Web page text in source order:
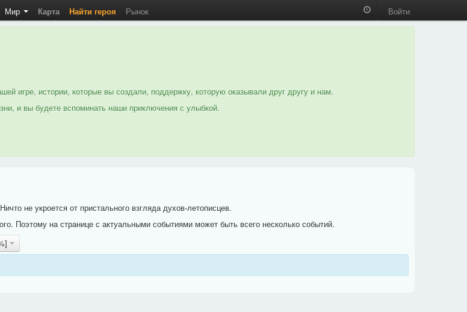
Мир Карта Найти героя Рынок Войти
игре, истории, которые вы создали, поддержку, которую оказывали друг другу и нам.
и вы будете вспоминать наши приключения с улыбкой.
не укроется от пристального взгляда духов-летописцев.
Поэтому на странице с актуальными событиями может быть всего несколько событий.